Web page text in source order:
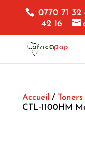
0770 71
42 16
Accueil /
CTL-1100HM